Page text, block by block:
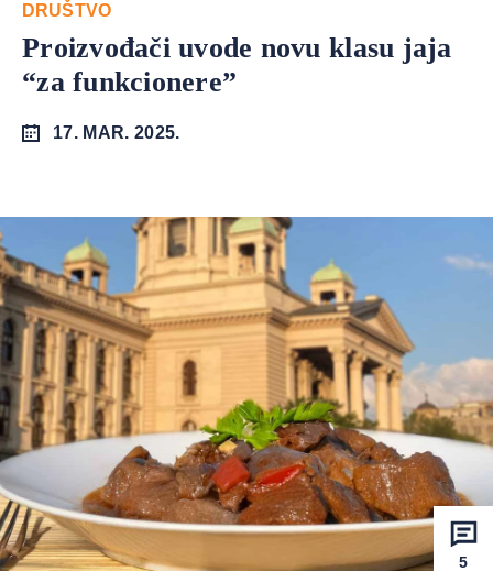
DRUŠTVO
Proizvođači uvode novu klasu jaja
“za funkcionere”
17. MAR. 2025.
5